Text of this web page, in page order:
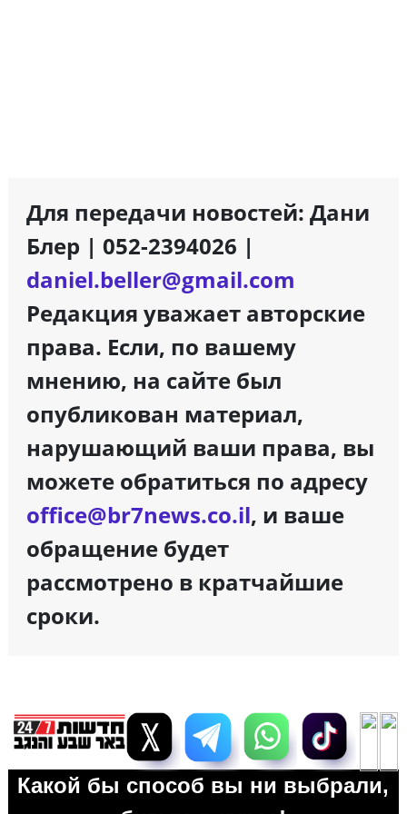
Для передачи новостей: Дани
Блер | 052-2394026 |
daniel.beller@gmail.com
Редакция уважает авторские
права. Если, по вашему
мнению, на сайте был
опубликован материал,
нарушающий ваши права, вы
можете обратиться по адресу
office@br7news.co.il, и ваше
обращение будет
рассмотрено в кратчайшие
сроки.
Какой бы способ вы ни выбрали,